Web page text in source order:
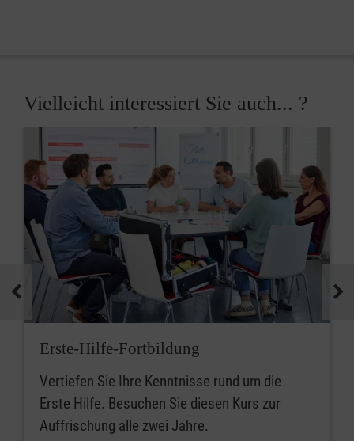
Vielleicht interessiert Sie auch... ?
Erste-Hilfe-Fortbildung
Vertiefen Sie Ihre Kenntnisse rund um die
Erste Hilfe. Besuchen Sie diesen Kurs zur
Auffrischung alle zwei Jahre.